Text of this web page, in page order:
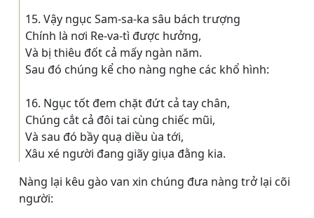
15. Vậy ngục Sam-sa-ka sâu bách trượng
Chính là nơi Re-va-tì được hưởng,
Và bị thiêu đốt cả mấy ngàn năm.
Sau đó chúng kể cho nàng nghe các khổ hình:
16. Ngục tốt đem chặt đứt cả tay chân,
Chúng cắt cả đôi tai cùng chiếc mũi,
Và sau đó bầy quạ diều ùa tới,
Xâu xé người đang giãy giụa đằng kia.
Nàng lại kêu gào van xin chúng đưa nàng trở lại cõi
người: